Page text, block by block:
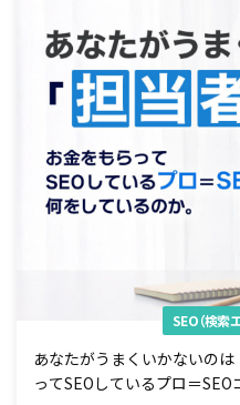
SEO（検索
あなたがうまくいかないの
ってSEOしているプロ＝SEO